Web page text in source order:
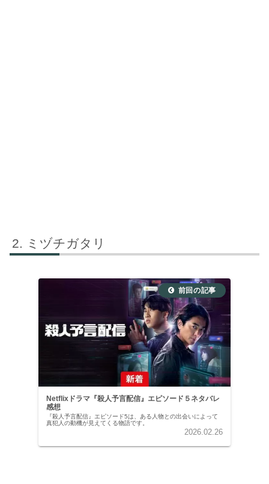
ミヅチガタリ
Netflixドラマ『殺人予言配信』エピソード５ネタバレ
感想
『殺人予言配信』エピソード5は、ある人物との出会いによって
真犯人の動機が見えてくる物語です。
2026.02.26